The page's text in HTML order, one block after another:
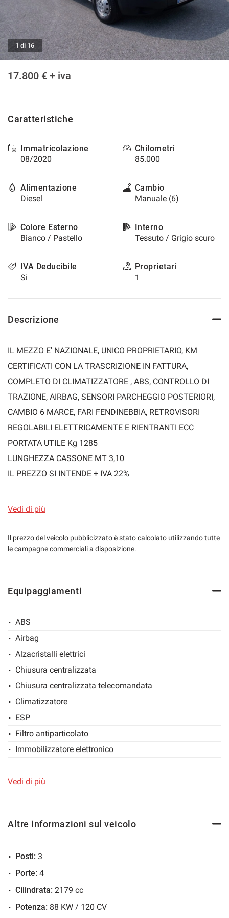
1 di 16
17.800 € + iva
Caratteristiche
Immatricolazione
08/2020
Chilometri
85.000
Alimentazione
Diesel
Cambio
Manuale (6)
Colore Esterno
Bianco / Pastello
Interno
Tessuto / Grigio scuro
IVA Deducibile
Si
Proprietari
1
Descrizione
IL MEZZO E' NAZIONALE, UNICO PROPRIETARIO, KM
CERTIFICATI CON LA TRASCRIZIONE IN FATTURA,
COMPLETO DI CLIMATIZZATORE , ABS, CONTROLLO DI
TRAZIONE, AIRBAG, SENSORI PARCHEGGIO POSTERIORI,
CAMBIO 6 MARCE, FARI FENDINEBBIA, RETROVISORI
REGOLABILI ELETTRICAMENTE E RIENTRANTI ECC
PORTATA UTILE Kg 1285
LUNGHEZZA CASSONE MT 3,10
IL PREZZO SI INTENDE + IVA 22%
DI FINANZIAMENTO E ASSICURAZIONI VARIE"
cilindrata-chilometraggio e condizioni generali
Vedi di più
Il prezzo del veicolo pubblicizzato è stato calcolato utilizzando tutte
le campagne commerciali a disposizione.
Equipaggiamenti
ABS
Airbag
Alzacristalli elettrici
Chiusura centralizzata
Chiusura centralizzata telecomandata
Climatizzatore
ESP
Filtro antiparticolato
Immobilizzatore elettronico
Sensori di parcheggio posteriori
Vedi di più
Altre informazioni sul veicolo
Posti: 3
Porte: 4
Cilindrata: 2179 cc
Potenza: 88 KW / 120 CV
tracciamento
che
adottiamo
per
offrire
le
e
le
di
Per
ottenere
sull'utilità
di
questi
tracciamento
alla
policy.
e
modificare
tue
scelte
qualsiasi
momento.
Cookie delle preferenze
Cookie analitici
la
policy
Salva
le
impostazioni